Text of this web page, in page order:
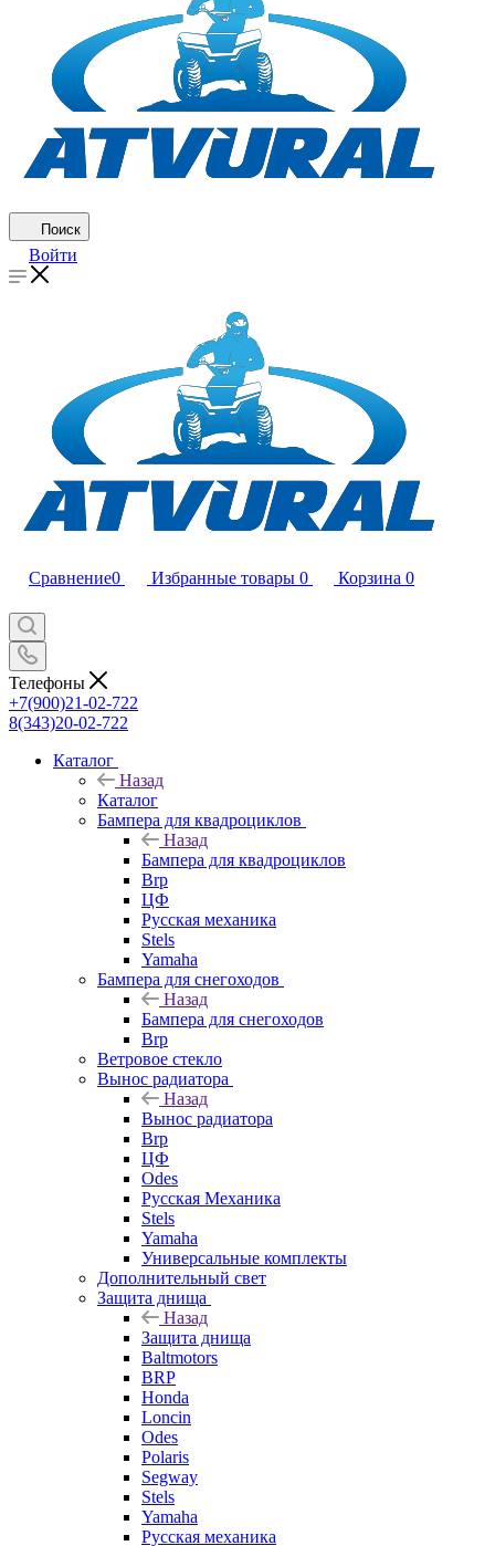
Поиск
Войти
Сравнение0 Избранные товары 0 Корзина 0
Телефоны
+7(900)21-02-722
8(343)20-02-722
Каталог
Назад
Каталог
Бампера для квадроциклов
Назад
Бампера для квадроциклов
Brp
ЦФ
Русская механика
Stels
Yamaha
Бампера для снегоходов
Назад
Бампера для снегоходов
Brp
Ветровое стекло
Вынос радиатора
Назад
Вынос радиатора
Brp
ЦФ
Odes
Русская Механика
Stels
Yamaha
Универсальные комплекты
Дополнительный свет
Защита днища
Назад
Защита днища
Baltmotors
BRP
Honda
Loncin
Odes
Polaris
Segway
Stels
Yamaha
Русская механика